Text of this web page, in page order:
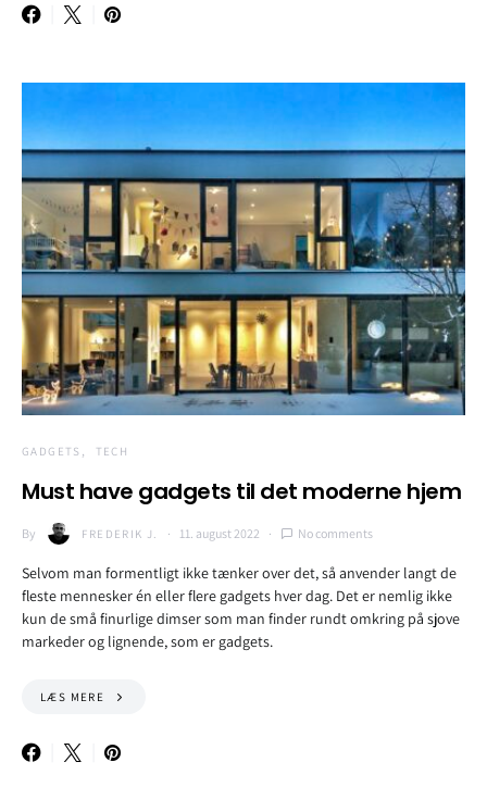
GADGETS TECH
Must have gadgets til det moderne hjem
By FREDERIK J. 11. august 2022 No comments
Selvom man formentligt ikke tænker over det, så anvender langt de
fleste mennesker én eller flere gadgets hver dag. Det er nemlig ikke
kun de små finurlige dimser som man finder rundt omkring på sjove
markeder og lignende, som er gadgets.
LÆS MERE